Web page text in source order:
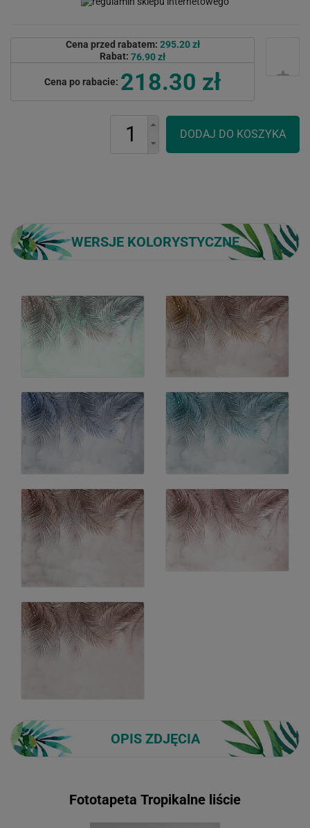
Cena przed rabatem: 295.20 zł
Rabat: 76.90 zł
Cena po rabacie: 218.30 zł
WERSJE KOLORYSTYCZNE
OPIS ZDJĘCIA
Fototapeta Tropikalne liście